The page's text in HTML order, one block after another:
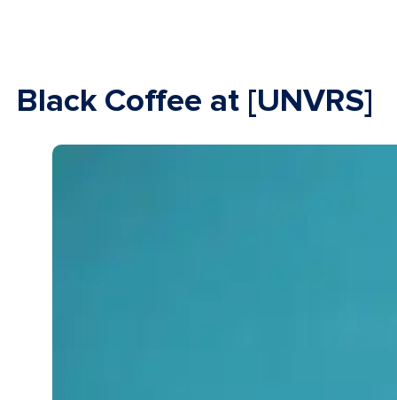
Black Coffee at [UNVRS]